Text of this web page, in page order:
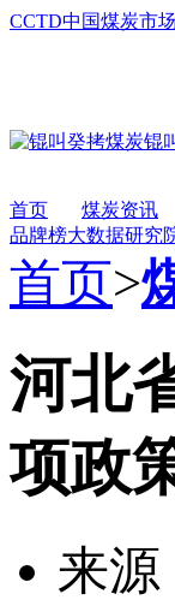
CCTD中国煤炭市
首页 煤炭资讯
品牌榜大数据研究
首页>
河北
项政
来源